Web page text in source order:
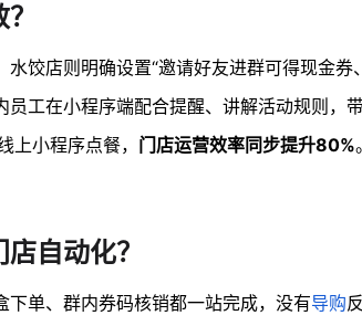
饺店则明确设置“邀请好友进群可得现金券
员工在小程序端配合提醒、讲解活动规则，
上小程序点餐， 门店运营效率同步提升80%
自动化？
单、群内券码核销都一站完成，没有导购